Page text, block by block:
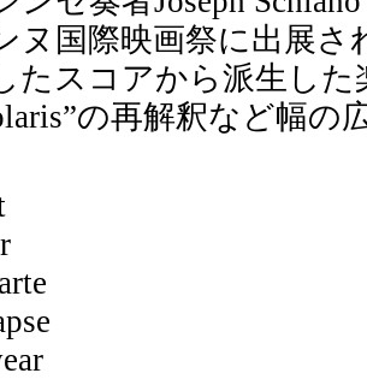
ヌ国際映画祭に出展
たスコアから派生し
の再解釈など幅の